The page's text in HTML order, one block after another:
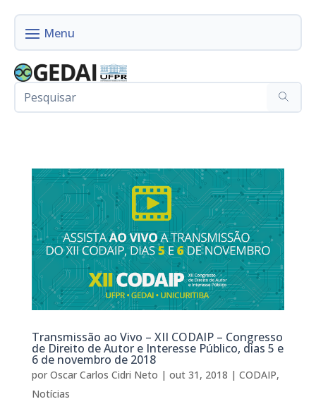
Transmissão ao Vivo – XII CODAIP – Congresso
de Direito de Autor e Interesse Público, dias 5 e
6 de novembro de 2018
por Oscar Carlos Cidri Neto | out 31, 2018 | CODAIP,
Notícias